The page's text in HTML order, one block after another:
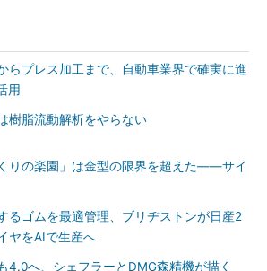
らプレス加工まで、自動車業界で確実に進
用
樹脂流動解析をやらない
くりの楽園」は金型の限界を超えた――サイ
るゴムを最適管理、ブリヂストンが日産2
ヤをAIで生産へ
4.0へ、シェフラーとDMG森精機が描く